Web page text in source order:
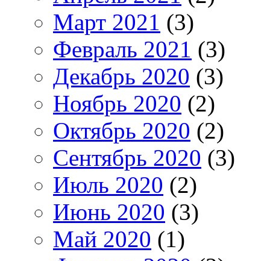
Март 2021 (3)
Февраль 2021 (3)
Декабрь 2020 (3)
Ноябрь 2020 (2)
Октябрь 2020 (2)
Сентябрь 2020 (3)
Июль 2020 (2)
Июнь 2020 (3)
Май 2020 (1)